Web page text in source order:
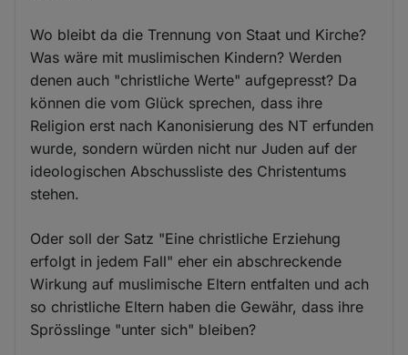
Wo bleibt da die Trennung von Staat und Kirche?
Was wäre mit muslimischen Kindern? Werden
denen auch "christliche Werte" aufgepresst? Da
können die vom Glück sprechen, dass ihre
Religion erst nach Kanonisierung des NT erfunden
wurde, sondern würden nicht nur Juden auf der
ideologischen Abschussliste des Christentums
stehen.
Oder soll der Satz "Eine christliche Erziehung
erfolgt in jedem Fall" eher ein abschreckende
Wirkung auf muslimische Eltern entfalten und ach
so christliche Eltern haben die Gewähr, dass ihre
Sprösslinge "unter sich" bleiben?